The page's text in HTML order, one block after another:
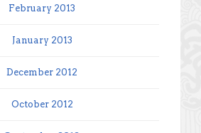
February 2013
January 2013
December 2012
October 2012